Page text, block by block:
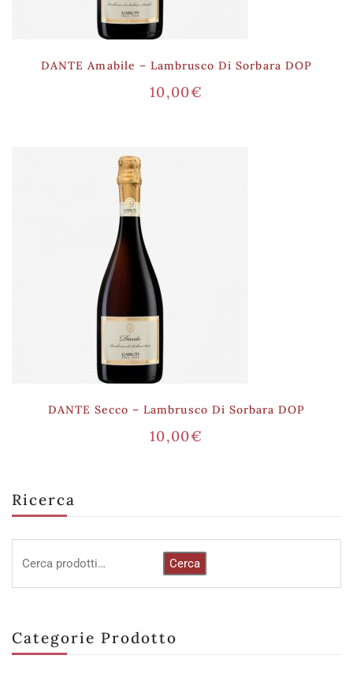
Ricerca
Cerca
Categorie Prodotto
DANTE Amabile – Lambrusco Di Sorbara DOP
10,00€
DANTE Secco – Lambrusco Di Sorbara DOP
10,00€